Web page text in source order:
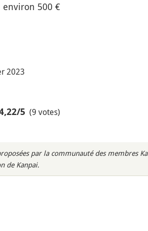
500 €
2023
/5 (9 votes)
par la communauté des membres
de Kanpai.